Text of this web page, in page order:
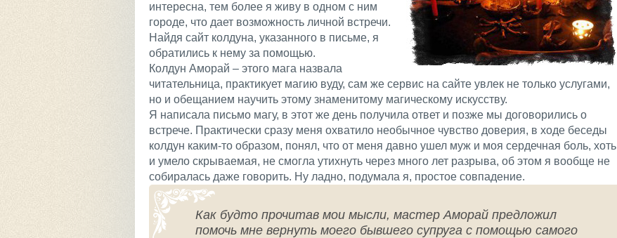
интересна, тем более я живу в одном с ним
городе, что дает возможность личной встречи.
Найдя сайт колдуна, указанного в письме, я
обратились к нему за помощью.
Колдун Аморай – этого мага назвала
читательница, практикует магию вуду, сам же сервис на сайте увлек не только услугами,
но и обещанием научить этому знаменитому магическому искусству.
Я написала письмо магу, в этот же день получила ответ и позже мы договорились о
встрече. Практически сразу меня охватило необычное чувство доверия, в ходе беседы
колдун каким-то образом, понял, что от меня давно ушел муж и моя сердечная боль, хоть
и умело скрываемая, не смогла утихнуть через много лет разрыва, об этом я вообще не
собиралась даже говорить. Ну ладно, подумала я, простое совпадение.
Как будто прочитав мои мысли, мастер Аморай предложил
помочь мне вернуть моего бывшего супруга с помощью самого